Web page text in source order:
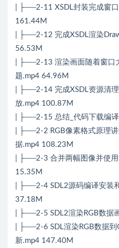
| ├──2-11 XSDL封装完成窗
161.44M
| ├──2-12 完成XSDL渲染
56.53M
| ├──2-13 渲染画面随着窗口
题.mp4 64.96M
| ├──2-14 完成XSDL资源清
放.mp4 100.87M
| ├──2-15 总结_代码下载编
| ├──2-2 RGB像素格式原理
据.mp4 108.23M
| ├──2-3 合并两幅图像并使
15.35M
| ├──2-4 SDL2源码编译安装
37.18M
| ├──2-5 SDL2渲染RGB数据
| ├──2-6 SDL渲染RGB数据
新.mp4 147.40M